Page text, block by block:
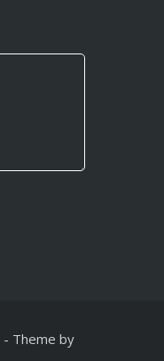
- Theme by